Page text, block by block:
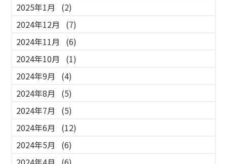
2025年1月
(2)
2024年12月
(7)
2024年11月
(6)
2024年10月
(1)
2024年9月
(4)
2024年8月
(5)
2024年7月
(5)
2024年6月
(12)
2024年5月
(6)